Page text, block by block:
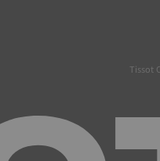
Tissot